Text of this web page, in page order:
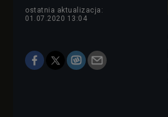
ostatnia aktualizacja:
01.07.2020 13:04